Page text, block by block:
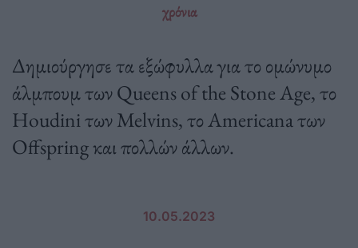
χρόνια
Δημιούργησε τα εξώφυλλα για το ομώνυμο
άλμπουμ των Queens of the Stone Age, το
Houdini των Melvins, το Americana των
Offspring και πολλών άλλων.
10.05.2023